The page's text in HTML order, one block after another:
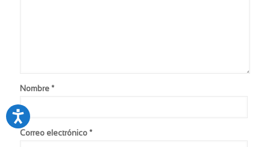
Nombre *
Correo electrónico *